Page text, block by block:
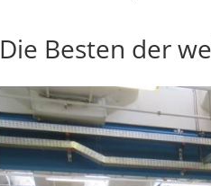
Die Besten der